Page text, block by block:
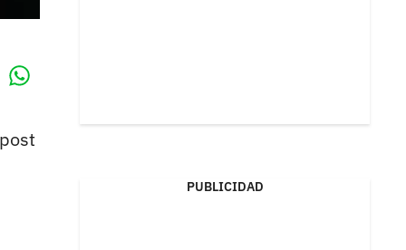
PUBLICIDAD